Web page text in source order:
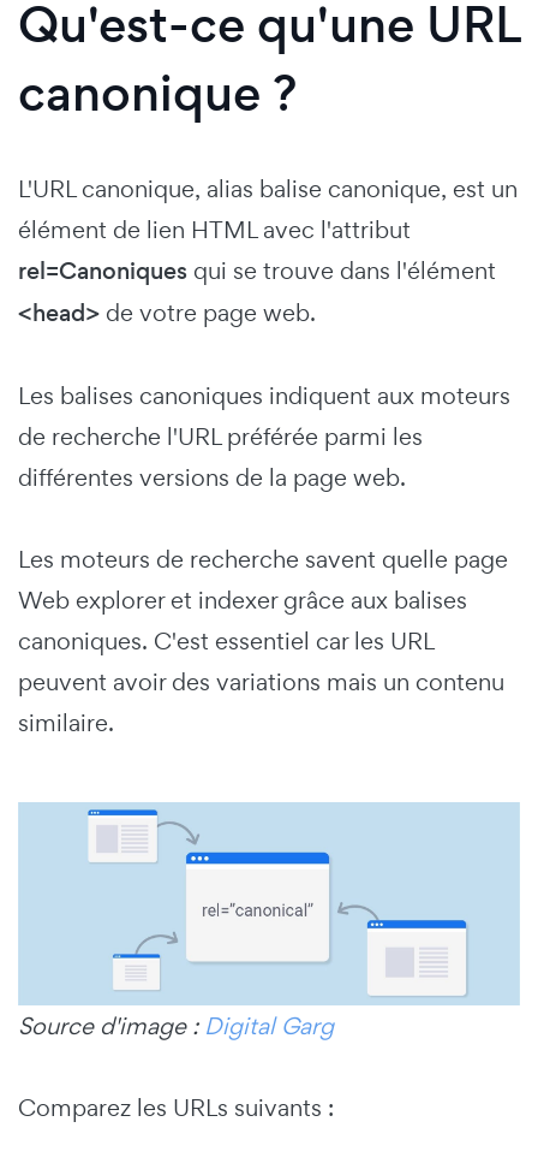
Qu'est-ce qu'une URL
canonique ?
L'URL canonique, alias balise canonique, est un
élément de lien HTML avec l'attribut
rel=Canoniques qui se trouve dans l'élément
<head> de votre page web.
Les balises canoniques indiquent aux moteurs
de recherche l'URL préférée parmi les
différentes versions de la page web.
Les moteurs de recherche savent quelle page
Web explorer et indexer grâce aux balises
canoniques. C'est essentiel car les URL
peuvent avoir des variations mais un contenu
similaire.
Source d'image : Digital Garg
Comparez les URLs suivants :